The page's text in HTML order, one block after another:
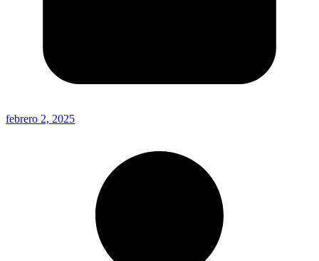
febrero 2, 2025